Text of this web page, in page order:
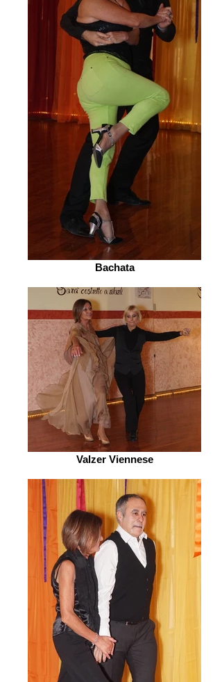
Bachata
Valzer Viennese